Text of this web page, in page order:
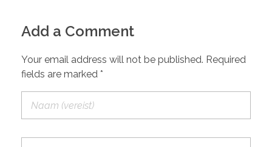
Add a Comment
Your email address will not be published. Required
fields are marked *